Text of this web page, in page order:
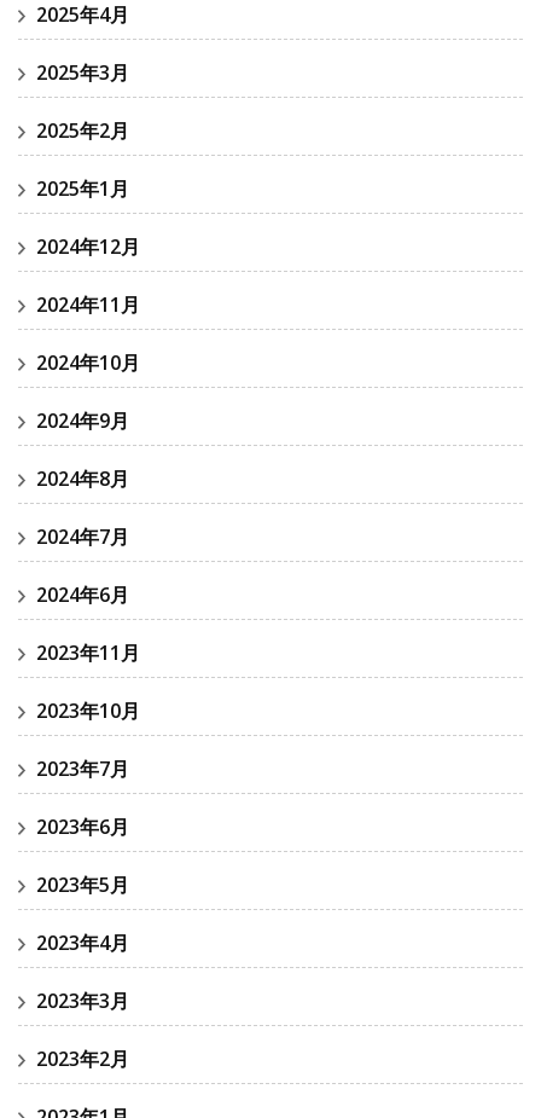
2025年4月
2025年3月
2025年2月
2025年1月
2024年12月
2024年11月
2024年10月
2024年9月
2024年8月
2024年7月
2024年6月
2023年11月
2023年10月
2023年7月
2023年6月
2023年5月
2023年4月
2023年3月
2023年2月